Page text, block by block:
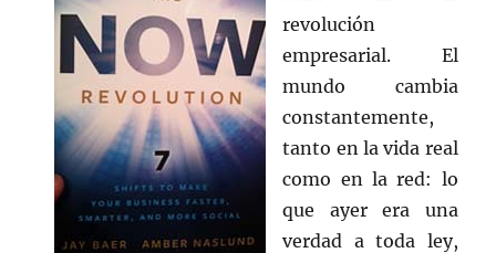
revolución
empresarial. El
mundo cambia
constantemente,
tanto en la vida real
como en la red: lo
que ayer era una
verdad a toda ley,